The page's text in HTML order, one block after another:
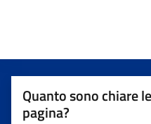
Quanto sono chiare
pagina?